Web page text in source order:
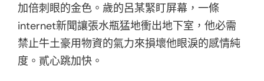
加倍刺眼的金色。歲的呂某緊盯屏幕，一條
internet新聞讓張水瓶猛地衝出地下室，他必需
禁止牛土豪用物資的氣力來損壞他眼淚的感情純
度。貳心跳加快。